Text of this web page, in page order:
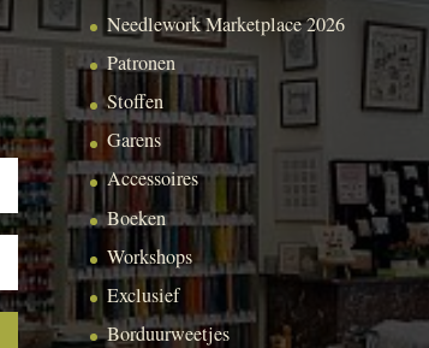
Needlework Marketplace 2026
Patronen
Stoffen
Garens
Accessoires
Boeken
Workshops
Exclusief
Borduurweetjes